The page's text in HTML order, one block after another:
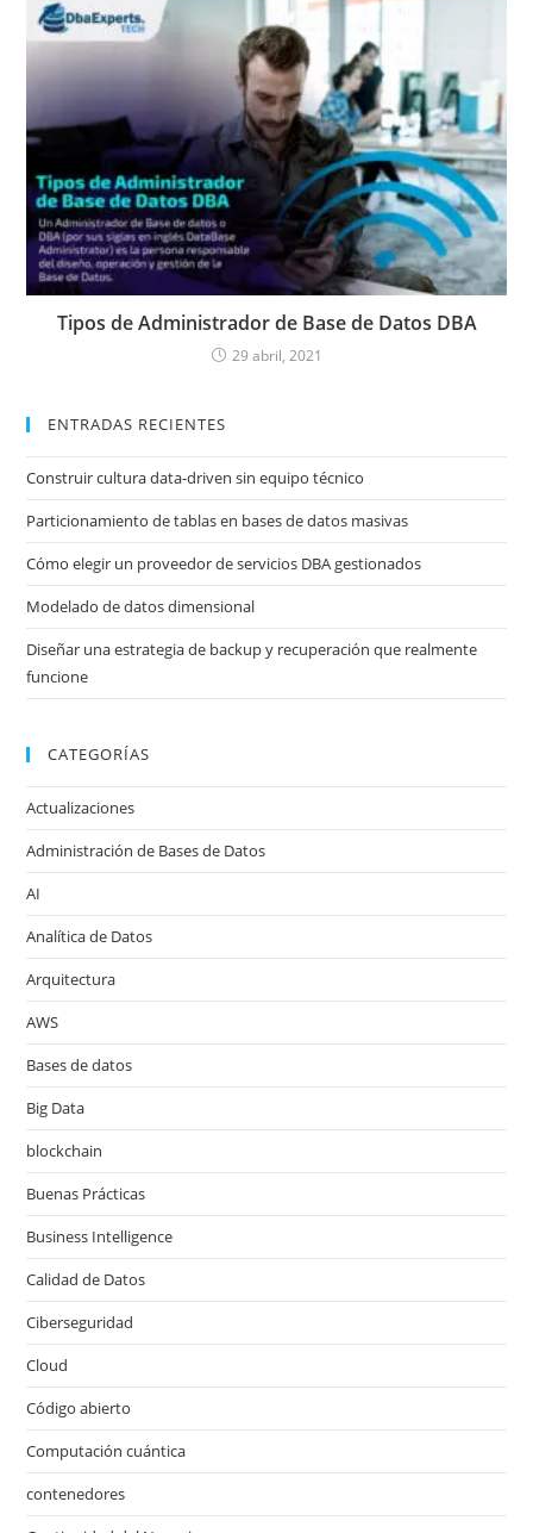
Tipos de Administrador de Base de Datos DBA
29 abril, 2021
ENTRADAS RECIENTES
Construir cultura data-driven sin equipo técnico
Particionamiento de tablas en bases de datos masivas
Cómo elegir un proveedor de servicios DBA gestionados
Modelado de datos dimensional
Diseñar una estrategia de backup y recuperación que realmente
funcione
CATEGORÍAS
Actualizaciones
Administración de Bases de Datos
AI
Analítica de Datos
Arquitectura
AWS
Bases de datos
Big Data
blockchain
Buenas Prácticas
Business Intelligence
Calidad de Datos
Ciberseguridad
Cloud
Código abierto
Computación cuántica
contenedores